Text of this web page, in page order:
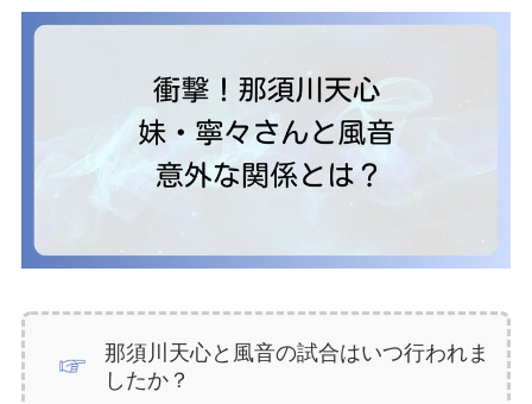
那須川天心と風音の試合はいつ行われま
したか？